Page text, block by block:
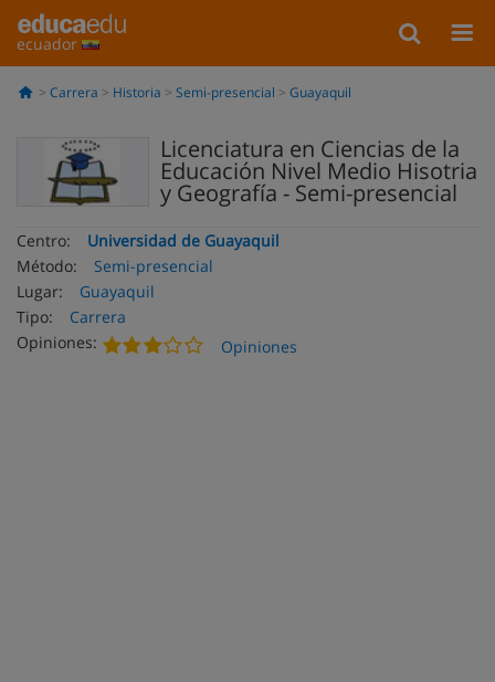
ecuador
Carrera Historia Semi-presencial Guayaquil
Licenciatura en Ciencias de la
Educación Nivel Medio Hisotria
y Geografía - Semi-presencial
Centro:
Universidad de Guayaquil
Método:
Semi-presencial
Lugar:
Guayaquil
Tipo:
Carrera
Opiniones:
Opiniones